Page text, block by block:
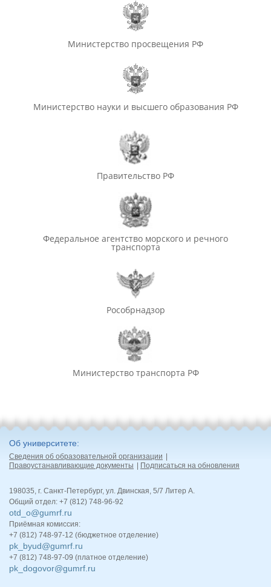
Министерство просвещения РФ
Министерство науки и высшего образования РФ
Правительство РФ
Федеральное агентство морского и речного
транспорта
Рособрнадзор
Министерство транспорта РФ
Об университете
Сведения об образовательной организации
Правоустанавливающие документы
Подписаться на обновления
198035, г. Санкт-Петербург, ул. Двинская, 5/7 Литер А.
Общий отдел: +7 (812) 748-96-92
otd_o@gumrf.ru
Приёмная комиссия:
+7 (812) 748-97-12 (бюджетное отделение)
pk_byud@gumrf.ru
+7 (812) 748-97-09 (платное отделение)
pk_dogovor@gumrf.ru